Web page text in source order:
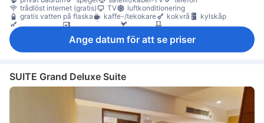
trådlöst internet (gratis)
TV
luftkonditionering
gratis vatten på flaska
kaffe-/tekokare kokvrå
kylskåp
köksredskap
mikrovågsugn minibar
balkong/terrass
värdeskåp på rummetAnge datum för att se priser
SUITE Grand Deluxe Suite